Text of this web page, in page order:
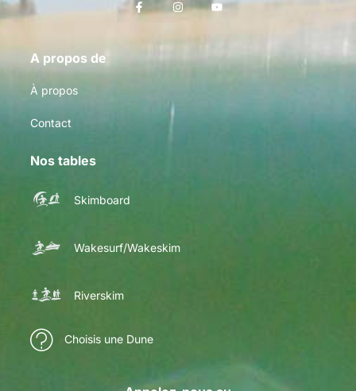
A propos de
À propos
Contact
Nos tables
Skimboard
Wakesurf/Wakeskim
Riverskim
Choisis une Dune